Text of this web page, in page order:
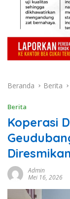
Beranda Berita
Berita
Koperasi
Diresmikan
Admin
Mei 16, 2026